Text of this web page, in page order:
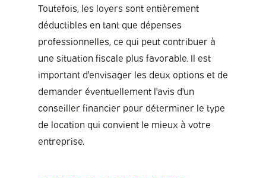
Toutefois, les loyers sont entièrement
déductibles en tant que dépenses
professionnelles, ce qui peut contribuer à
une situation fiscale plus favorable. Il est
important d'envisager les deux options et de
demander éventuellement l'avis d'un
conseiller financier pour déterminer le type
de location qui convient le mieux à votre
entreprise.